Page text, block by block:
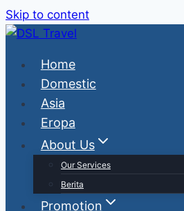
Skip to content
Home
Domestic
Asia
Eropa
About Us
Our Services
Berita
Promotion